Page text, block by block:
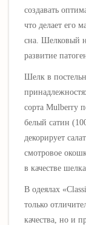
создавать
что делает его
сна. Шелковый
развитие
Шелк в
сорта Mulberry
белый сатин
декорирует
смотровое
в качестве
В одеялах
только
качества, но и